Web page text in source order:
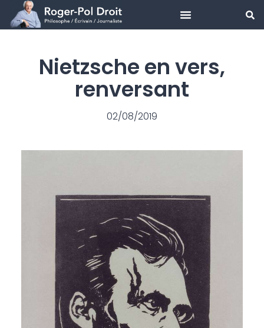
Aller
Nietzsche en vers,
renversant
02/08/2019